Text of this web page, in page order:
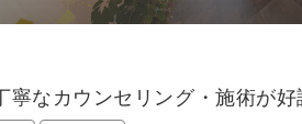
寧なカウンセリング・施術が